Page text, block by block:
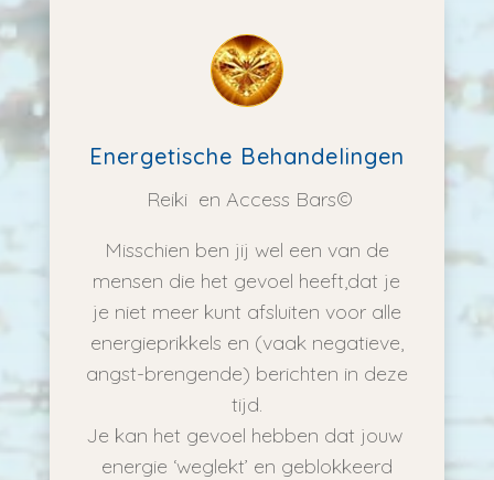
Energetische Behandelingen
Reiki en Access Bars©
Misschien ben jij wel een van de
mensen die het gevoel heeft,dat je
je niet meer kunt afsluiten voor alle
energieprikkels en (vaak negatieve,
angst-brengende) berichten in deze
tijd.
Je kan het gevoel hebben dat jouw
energie ‘weglekt’ en geblokkeerd